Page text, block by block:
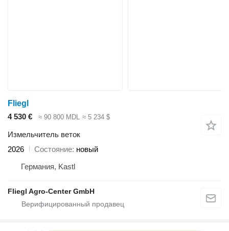
Fliegl
4 530 €
≈ 90 800 MDL ≈ 5 234 $
Измельчитель веток
2026
Состояние новый
Германия, Kastl
Fliegl Agro-Center GmbH